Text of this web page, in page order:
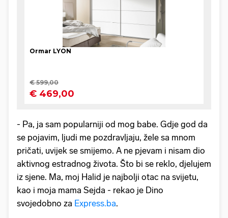
- Pa, ja sam popularniji od mog babe. Gdje god da
se pojavim, ljudi me pozdravljaju, žele sa mnom
pričati, uvijek se smijemo. A ne pjevam i nisam dio
aktivnog estradnog života. Što bi se reklo, djelujem
iz sjene. Ma, moj Halid je najbolji otac na svijetu,
kao i moja mama Sejda - rekao je Dino
svojedobno za Express.ba.